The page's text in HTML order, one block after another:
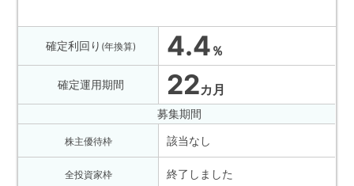
確定利回り (年換算) 4.4 ％
確定運用期間 22カ月
募集期間
株主優待枠
全投資家枠
該当なし
終了しました